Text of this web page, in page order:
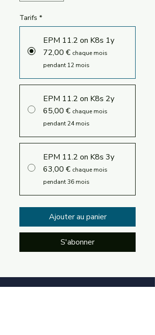
Tarifs *
EPM 11.2 on K8s 1y
72,00 € chaque mois
pendant 12 mois
EPM 11.2 on K8s 2y
65,00 € chaque mois
pendant 24 mois
EPM 11.2 on K8s 3y
63,00 € chaque mois
pendant 36 mois
Ajouter au panier
S'abonner